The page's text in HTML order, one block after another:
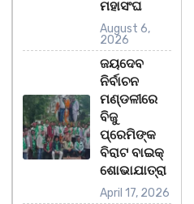
ମହାସଂଘ
August 6,
2026
ଜୟଦେବ
ନିର୍ବାଚନ
ମଣ୍ଡଳୀରେ
ବିଜୁ
ପ୍ରେମିଙ୍କ
ବିରାଟ ବାଇକ୍
ଶୋଭାଯାତ୍ରା
April 17, 2026